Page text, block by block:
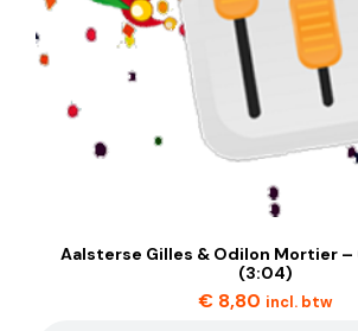
Aalsterse Gilles & Odilon Mortier –
(3:04)
€ 8,80 incl. btw